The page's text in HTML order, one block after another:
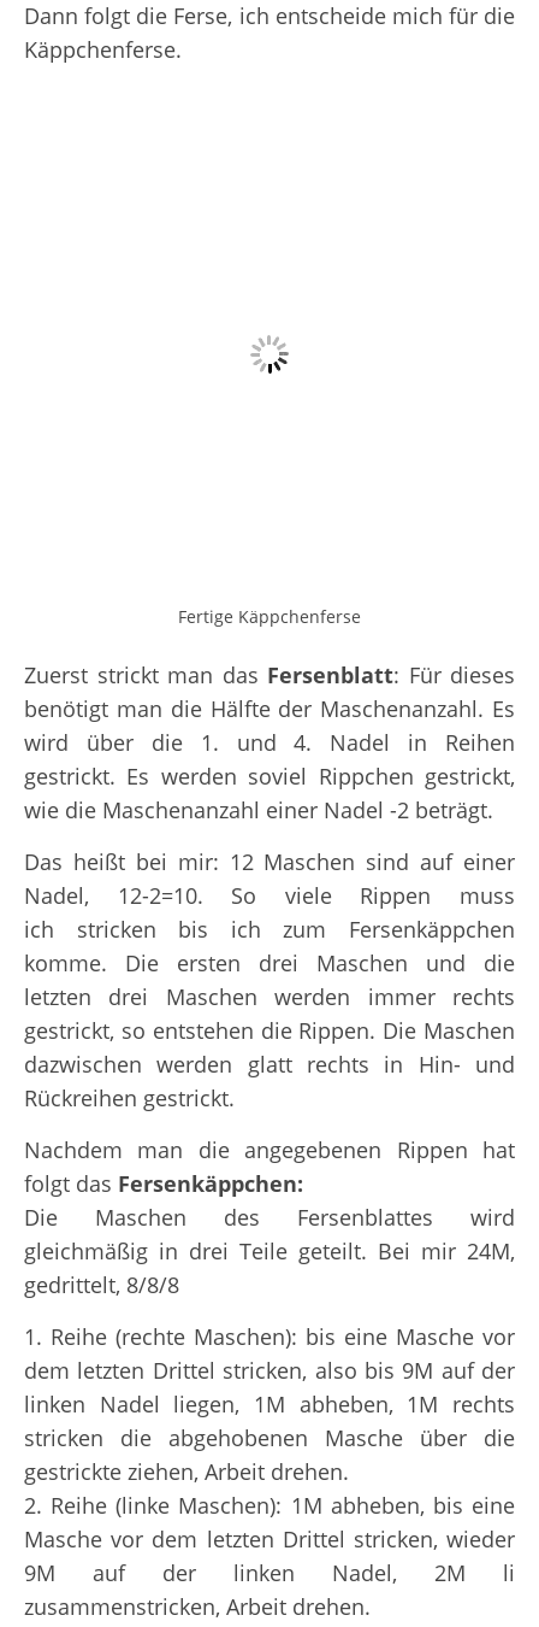
Maschen
rechts
Dann folgt die Ferse, ich entscheide mich für die
Käppchenferse.
Fertige Käppchenferse
Zuerst strickt man das Fersenblatt: Für dieses
benötigt man die Hälfte der Maschenanzahl. Es
wird über die 1. und 4. Nadel in Reihen
gestrickt. Es werden soviel Rippchen gestrickt,
wie die Maschenanzahl einer Nadel -2 beträgt.
Das heißt bei mir: 12 Maschen sind auf einer
Nadel, 12-2=10. So viele Rippen muss
ich stricken bis ich zum Fersenkäppchen
komme. Die ersten drei Maschen und die
letzten drei Maschen werden immer rechts
gestrickt, so entstehen die Rippen. Die Maschen
dazwischen werden glatt rechts in Hin- und
Rückreihen gestrickt.
Nachdem man die angegebenen Rippen hat
folgt das Fersenkäppchen:
Die Maschen des Fersenblattes wird
gleichmäßig in drei Teile geteilt. Bei mir 24M,
gedrittelt, 8/8/8
1. Reihe (rechte Maschen): bis eine Masche vor
dem letzten Drittel stricken, also bis 9M auf der
linken Nadel liegen, 1M abheben, 1M rechts
stricken die abgehobenen Masche über die
gestrickte ziehen, Arbeit drehen.
2. Reihe (linke Maschen): 1M abheben, bis eine
Masche vor dem letzten Drittel stricken, wieder
9M auf der linken Nadel, 2M li
zusammenstricken, Arbeit drehen.